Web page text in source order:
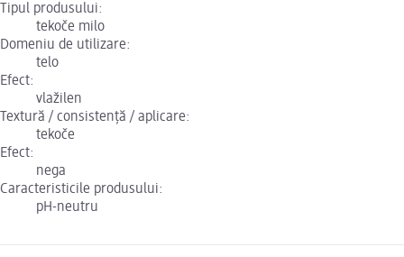
Tipul produsului:
tekoče milo
Domeniu de utilizare:
telo
Efect:
vlažilen
Textură / consistență / aplicare:
tekoče
Efect:
nega
Caracteristicile produsului:
pH-neutru